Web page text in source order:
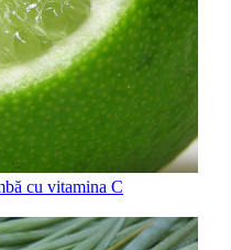
cu vitamina C